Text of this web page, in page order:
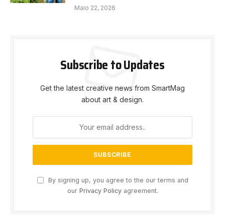
Maio 22, 2026
Subscribe to Updates
Get the latest creative news from SmartMag
about art & design.
By signing up, you agree to the our terms and
our Privacy Policyagreement.